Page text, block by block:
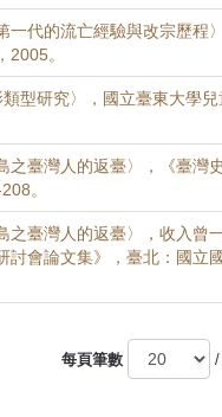
一代的流亡經驗與改宗歷程
2005。
類型研究〉，國立臺東大學
之臺灣人的返臺〉，《臺灣
。
之臺灣人的返臺〉，收入曾
討會論文集》，臺北：國立
每頁筆數 /